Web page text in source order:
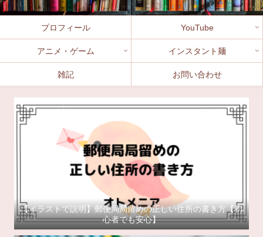
プロフィール YouTube
アニメ・ゲーム インスタント麺
雑記 お問い合わせ
【イラストで説明】郵便局局留めの正しい住所の書き方【初
心者でも安心】